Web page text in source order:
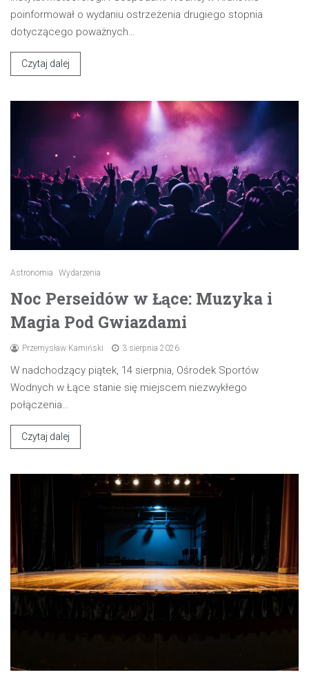
poinformował o wydaniu ostrzeżenia drugiego stopnia
dotyczącego poważnych…
Czytaj dalej
Astronomia Wydarzenia
Noc Perseidów w Łące: Muzyka i
Magia Pod Gwiazdami
Przemysław Kamiński 3 sierpnia 2026
W nadchodzący piątek, 14 sierpnia, Ośrodek Sportów
Wodnych w Łące stanie się miejscem niezwykłego
połączenia…
Czytaj dalej